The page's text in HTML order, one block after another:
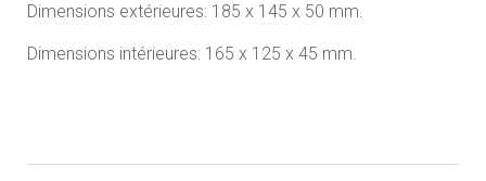
Dimensions extérieures: 185 x 1 45 x 50 mm.
Dimensions intérieures: 1 65 x 1 25 x 45 mm.